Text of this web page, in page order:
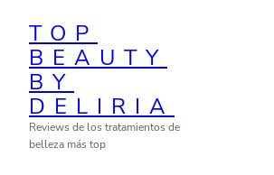
content
TOP
BEAUTY
BY
DELIRIA
Reviews de los tratamientos de
belleza más top